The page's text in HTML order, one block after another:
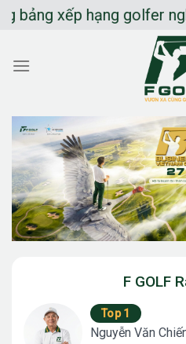
Chuyển
dung
xếp hạng golfer nghiệp
F GOLF
Top 1
Nguyễn Văn